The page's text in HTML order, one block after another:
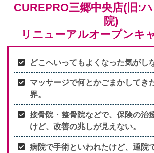
CUREPRO三郷中央店(旧:
院)
リニューアルオープンキ
どこへいってもよくなった気がし
マッサージで何とかごまかしてき
界。
接骨院・整骨院などで、保険の治
けど、改善の兆しが見えない。
病院で手術といわれたけど、通院